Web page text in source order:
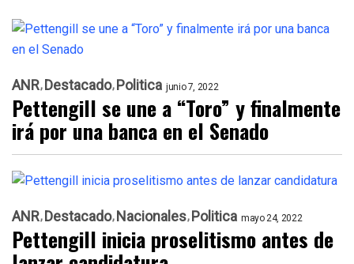
ANR Destacado Politica junio 7, 2022
Pettengill se une a “Toro” y finalmente
irá por una banca en el Senado
ANR Destacado Nacionales Politica mayo 24, 2022
Pettengill inicia proselitismo antes de